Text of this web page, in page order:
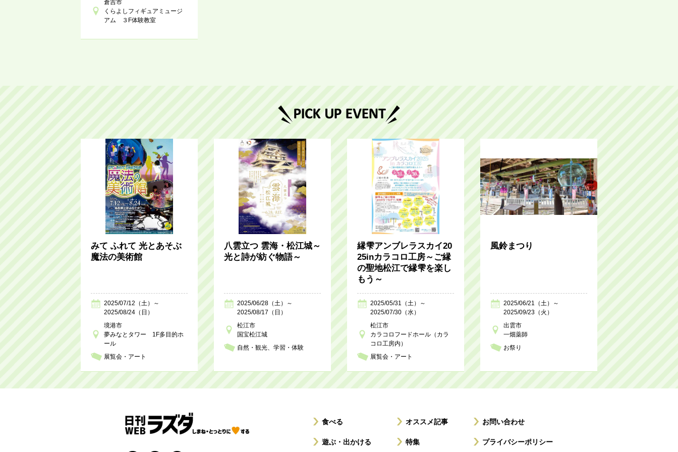
倉吉市
くらよしフィギュアミュージ
アム ３F体験教室
みて ふれて 光とあそぶ
魔法の美術館
2025/07/12（土）～
2025/08/24（日）
境港市
夢みなとタワー 1F多目的ホ
ール
展覧会・アート
八雲立つ 雲海・松江城～
光と詩が紡ぐ物語～
2025/06/28（土）～
2025/08/17（日）
松江市
国宝松江城
自然・観光
学習・体験
縁雫アンブレラスカイ20
25inカラコロ工房～ご縁
の聖地松江で縁雫を楽し
もう～
2025/05/31（土）～
2025/07/30（水）
松江市
カラコロフードホール（カラ
コロ工房内）
展覧会・アート
風鈴まつり
2025/06/21（土）～
2025/09/23（火）
出雲市
一畑薬師
お祭り
食べる
遊ぶ・出かける
オススメ記事
特集
お問い合わせ
プライバシーポリシー